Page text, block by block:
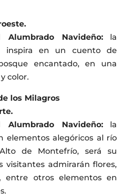
Alumbrado Navideño:la
inspira en un cuento de
encantado, en una
color.
los Milagros
Alumbrado Navideño:la
elementos alegóricos al río
de Montefrío, será su
visitantes admirarán flores,
entre otros elementos en